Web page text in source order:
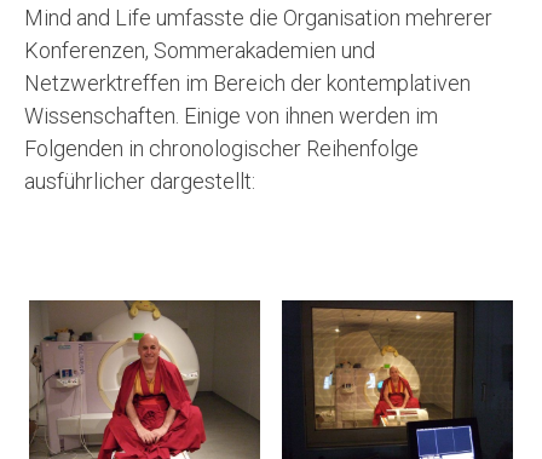
Mind and Life umfasste die Organisation mehrerer
Konferenzen, Sommerakademien und
Netzwerktreffen im Bereich der kontemplativen
Wissenschaften. Einige von ihnen werden im
Folgenden in chronologischer Reihenfolge
ausführlicher dargestellt: